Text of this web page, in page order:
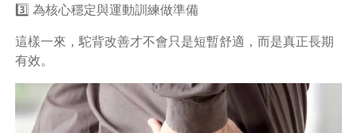
3️⃣ 為核心穩定與運動訓練做準備
這樣一來，駝背改善才不會只是短暫舒適，而是真正長期
有效。